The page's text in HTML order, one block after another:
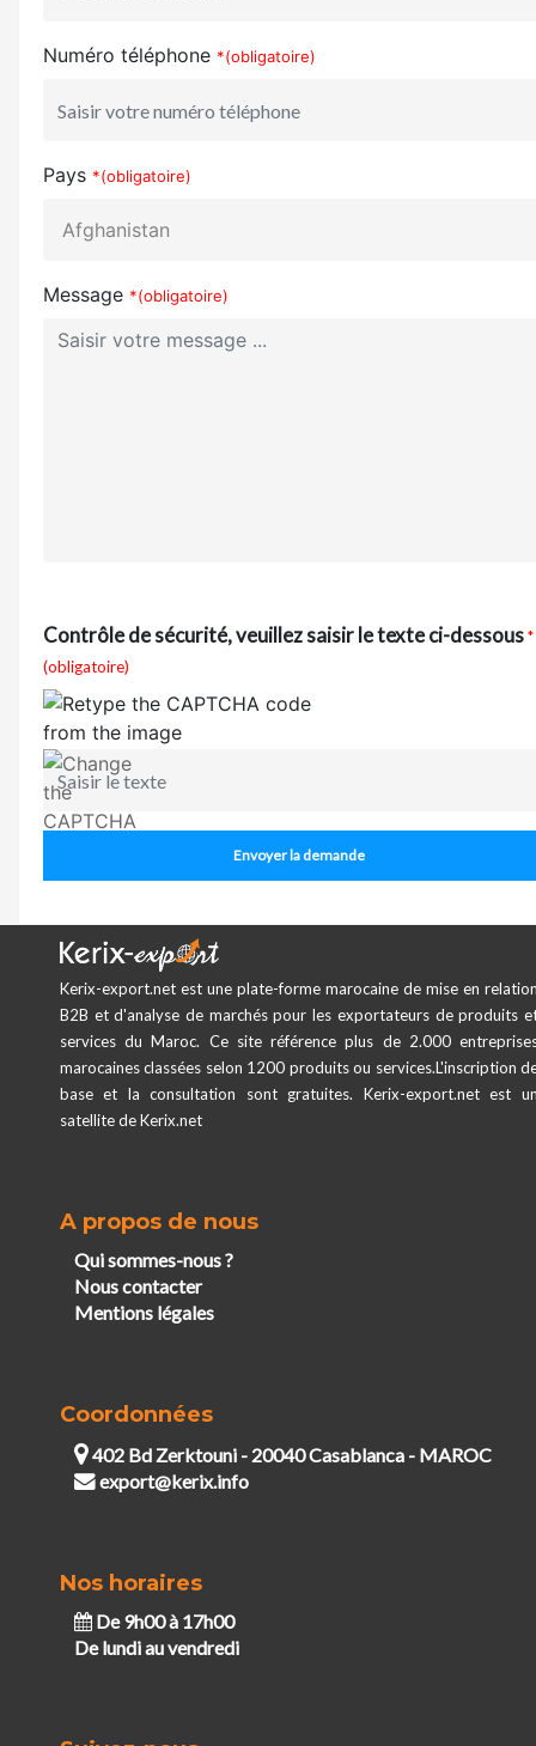
Numéro téléphone *(obligatoire)
Pays *(obligatoire)
Message *(obligatoire)
Contrôle de sécurité, veuillez saisir le texte ci-dessous*
(obligatoire)
Envoyer la demande
Kerix-export.net est une plate-forme marocaine de mise en
B2B et d'analyse de marchés pour les exportateurs de produits
services du Maroc. Ce site référence plus de 2.000
marocaines classées selon 1200 produits ou services.L'inscription
base et la consultation sont gratuites. Kerix-export.net est
satellite de Kerix.net
A propos de nous
Qui sommes-nous ?
Nous contacter
Mentions légales
Coordonnées
402 Bd Zerktouni - 20040 Casablanca - MAROC
export@kerix.info
Nos horaires
De 9h00 à 17h00
De lundi au vendredi